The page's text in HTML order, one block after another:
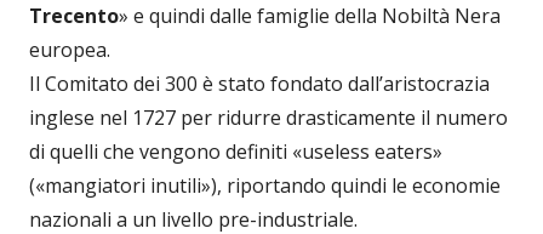
Trecento» e quindi dalle famiglie della Nobiltà Nera
europea.
Il Comitato dei 300 è stato fondato dall’aristocrazia
inglese nel 1727 per ridurre drasticamente il numero
di quelli che vengono definiti «useless eaters»
(«mangiatori inutili»), riportando quindi le economie
nazionali a un livello pre-industriale.